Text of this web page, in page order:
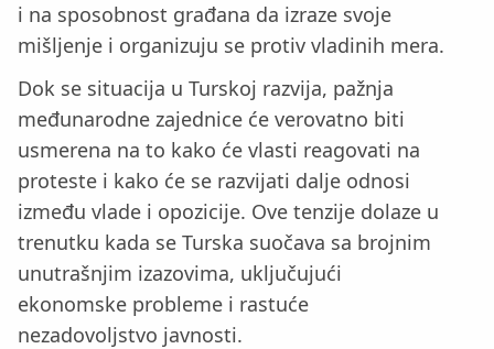
i na sposobnost građana da izraze svoje
mišljenje i organizuju se protiv vladinih mera.
Dok se situacija u Turskoj razvija, pažnja
međunarodne zajednice će verovatno biti
usmerena na to kako će vlasti reagovati na
proteste i kako će se razvijati dalje odnosi
između vlade i opozicije. Ove tenzije dolaze u
trenutku kada se Turska suočava sa brojnim
unutrašnjim izazovima, uključujući
ekonomske probleme i rastuće
nezadovoljstvo javnosti.